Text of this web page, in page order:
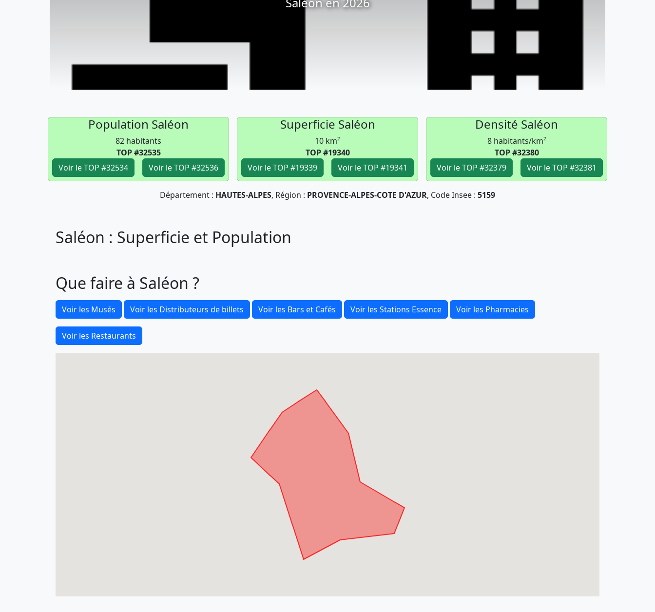
Population Saléon
82 habitants
TOP #32535
Voir le TOP #32534
Voir le TOP #32536
Superficie Saléon
10 km²
TOP #19340
Voir le TOP #19339
Voir le TOP #19341
Densité Saléon
8 habitants/km²
TOP #32380
Voir le TOP #32379
Voir le TOP #32381
Département : HAUTES-ALPES, Région : PROVENCE-ALPES-COTE D'AZUR, Code Insee : 5159
Saléon : Superficie et Population
Que faire à Saléon ?
Voir les Musés Voir les Distributeurs de billets Voir les Bars et Cafés Voir les Stations Essence Voir les Pharmacies
Voir les Restaurants